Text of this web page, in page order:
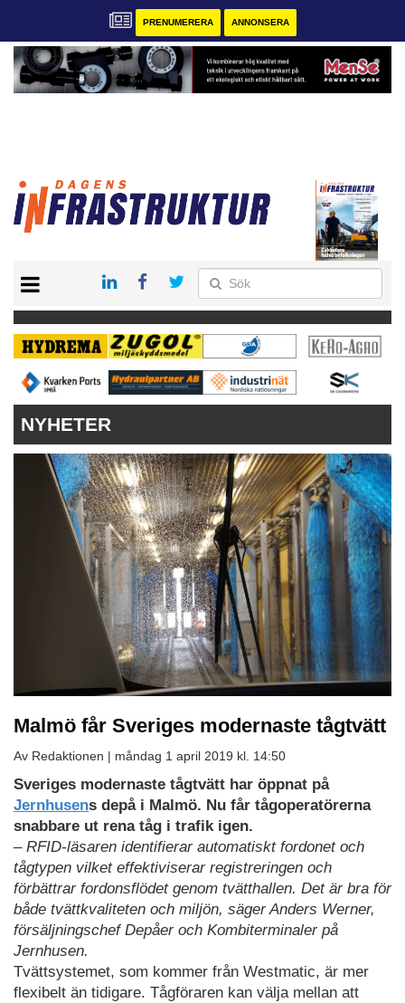
PRENUMERERA ANNONSERA
KONTAKT
VÅRA ANDRA MAGASIN
PRENUMERERA
ANNONSERA
NYHETER
Malmö får Sveriges modernaste tågtvätt
Av Redaktionen | måndag 1 april 2019 kl. 14:50
Sveriges modernaste tågtvätt har öppnat på
Jernhusens depå i Malmö. Nu får tågoperatörerna
snabbare ut rena tåg i trafik igen.
– RFID-läsaren identifierar automatiskt fordonet och
tågtypen vilket effektiviserar registreringen och
förbättrar fordonsflödet genom tvätthallen. Det är bra för
både tvättkvaliteten och miljön, säger Anders Werner,
försäljningschef Depåer och Kombiterminaler på
Jernhusen.
Tvättsystemet, som kommer från Westmatic, är mer
flexibelt än tidigare. Tågföraren kan välja mellan att